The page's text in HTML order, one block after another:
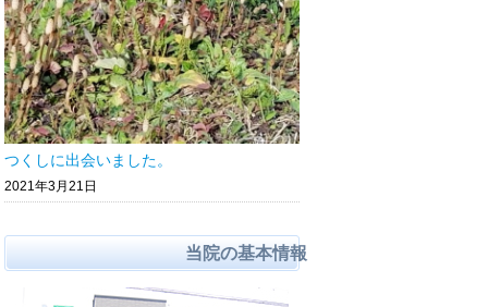
つくしに出会いました。
2021年3月21日
当院の基本情報